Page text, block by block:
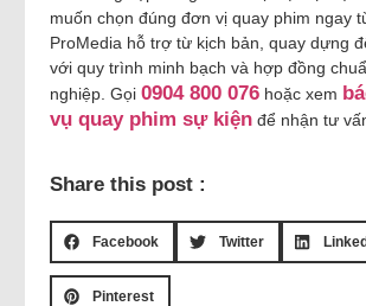
muốn chọn đúng đơn vị quay phim ngay
ProMedia hỗ trợ từ kịch bản, quay dựng
với quy trình minh bạch và hợp đồng
nghiệp. Gọi 0904 800 076 hoặc xem
vụ quay phim sự kiện để nhận tư
Share this post :
Facebook Twitter
Pinterest